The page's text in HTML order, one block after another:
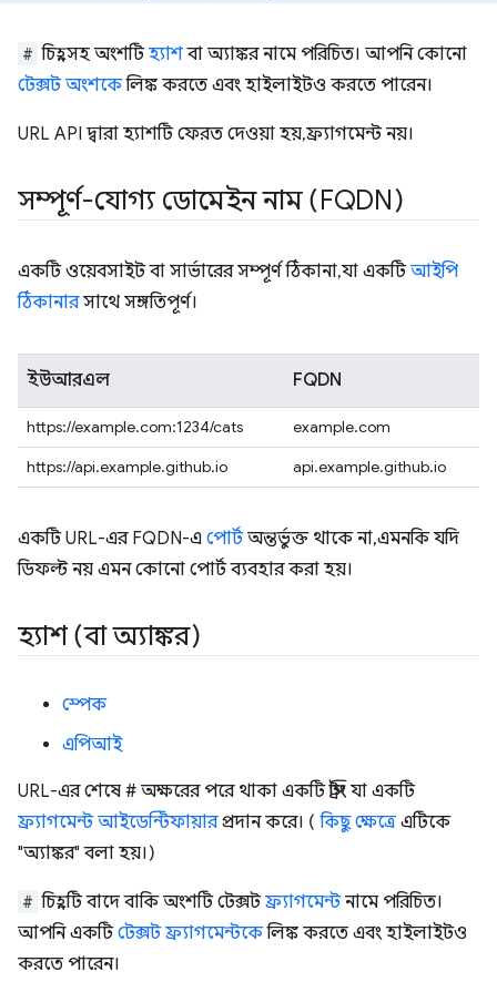
# চিহ্নসহ অংশটিহ্যাশবা অ্যাঙ্কর নামে পরিচিত। আপনি কোনো
টেক্সট অংশকেলিঙ্ক করতে এবং হাইলাইটও করতে পারেন।
URL API দ্বারা হ্যাশটি ফেরত দেওয়া হয়, ফ্র্যাগমেন্ট নয়।
সম্পূর্ণ-যোগ্য ডোমেইন নাম (FQDN)
একটি ওয়েবসাইট বা সার্ভারের সম্পূর্ণ ঠিকানা, যা একটিআইপি
ঠিকানারসাথে সঙ্গতিপূর্ণ।
ইউআরএল FQDN
https://example.com:1234/cats
example.com
https://api.example.github.io
api.example.github.io
একটি URL-এর FQDN-এ পোর্টঅন্তর্ভুক্ত থাকে না, এমনকি যদি
ডিফল্ট নয় এমন কোনো পোর্ট ব্যবহার করা হয়।
হ্যাশ (বা অ্যাঙ্কর)
স্পেক
এপিআই
URL-এর শেষে # অক্ষরের পরে থাকা একটি স্ট্রিং যা একটি
ফ্র্যাগমেন্ট আইডেন্টিফায়ারপ্রদান করে। (কিছু ক্ষেত্রে এটিকে
"অ্যাঙ্কর" বলা হয়।)
# চিহ্নটি বাদে বাকি অংশটি টেক্সটফ্র্যাগমেন্টনামে পরিচিত।
আপনি একটিটেক্সট ফ্র্যাগমেন্টকেলিঙ্ক করতে এবং হাইলাইটও
করতে পারেন।